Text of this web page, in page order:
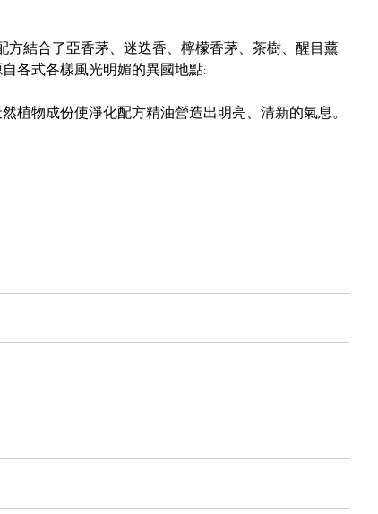
結合了亞香茅、迷迭香、檸檬香茅、茶樹、醒目薰
各式各樣風光明媚的異國地點:
植物成份使淨化配方精油營造出明亮、清新的氣息。